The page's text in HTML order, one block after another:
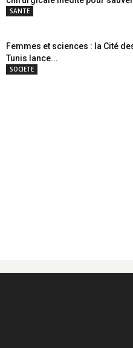
SANTE
Femmes et sciences : la Cité
Tunis lance...
SOCIETE